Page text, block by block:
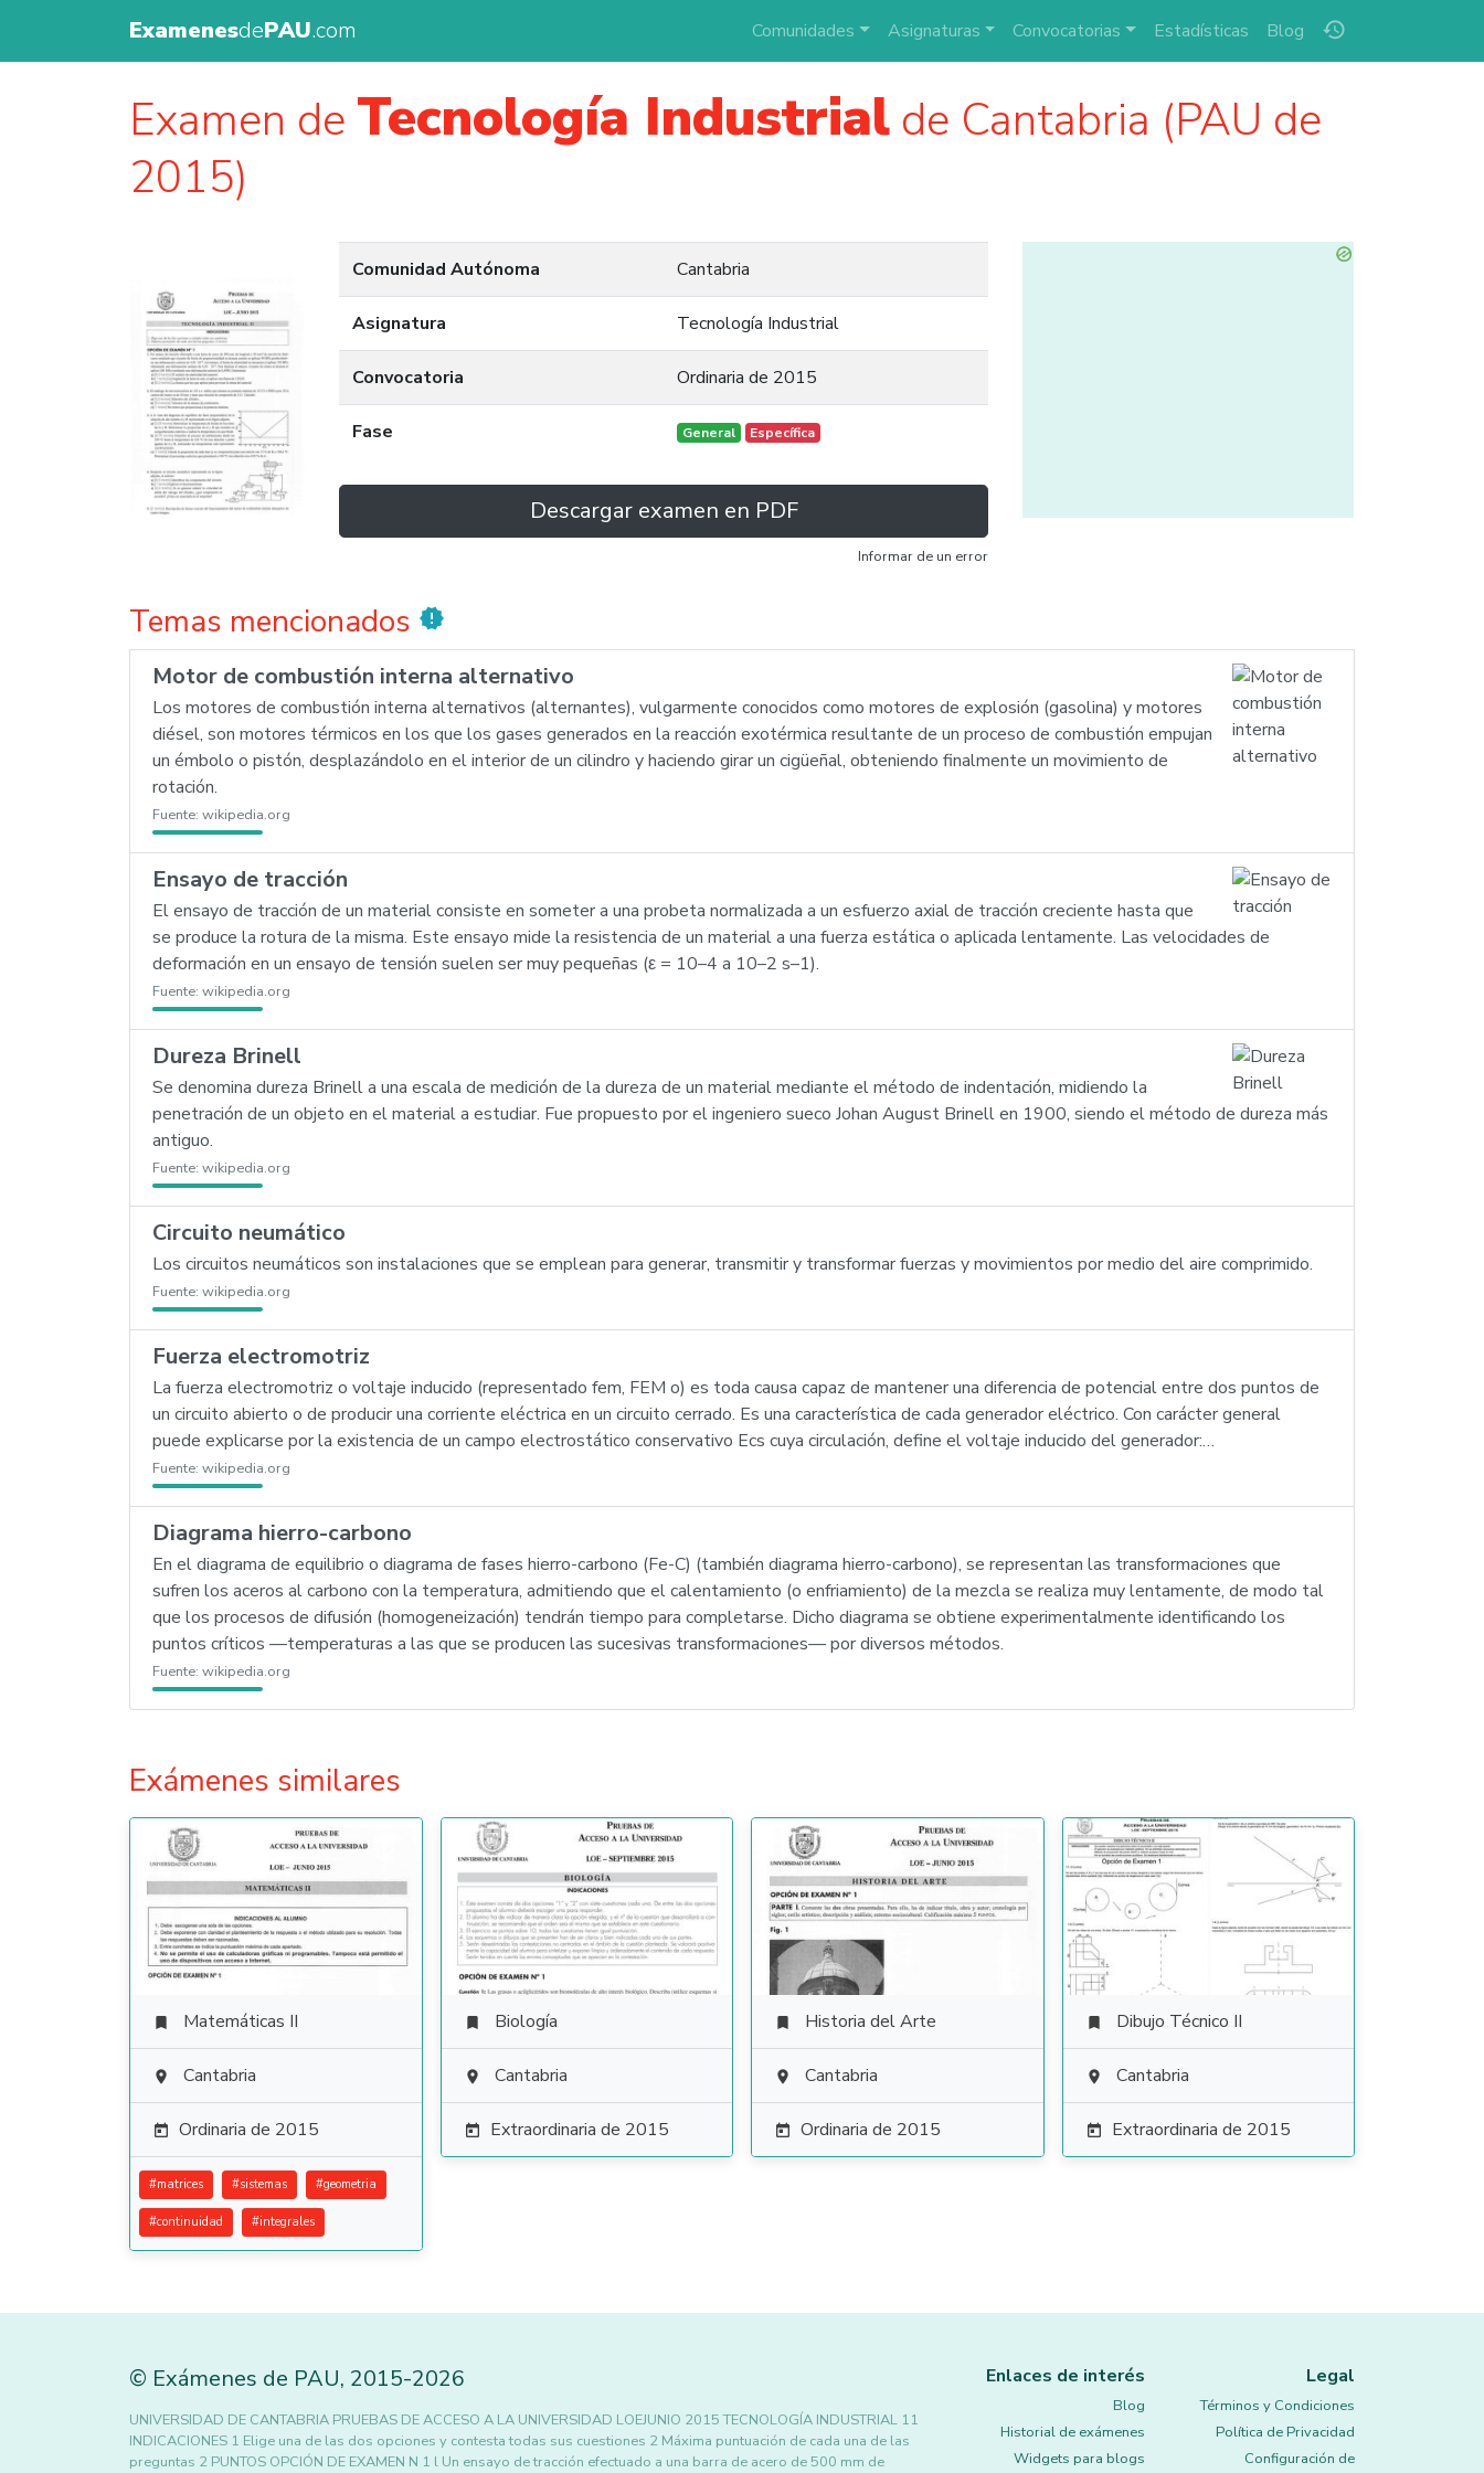
ExamenesdePAU.com history
Comunidades Asignaturas Convocatorias Estadísticas Blog
Examen de Tecnología Industrial de Cantabria (PAU de
2015)
Comunidad Autónoma Cantabria
Asignatura Tecnología Industrial
Convocatoria Ordinaria de 2015
Fase General Específica
Descargar examen en PDF
Informar de un error
Temas mencionados new_releases
Motor de combustión interna alternativo
Los motores de combustión interna alternativos (alternantes), vulgarmente conocidos como motores de explosión (gasolina) y motores
diésel, son motores térmicos en los que los gases generados en la reacción exotérmica resultante de un proceso de combustión empujan
un émbolo o pistón, desplazándolo en el interior de un cilindro y haciendo girar un cigüeñal, obteniendo finalmente un movimiento de
rotación.
Fuente: wikipedia.org
Ensayo de tracción
El ensayo de tracción de un material consiste en someter a una probeta normalizada a un esfuerzo axial de tracción creciente hasta que
se produce la rotura de la misma. Este ensayo mide la resistencia de un material a una fuerza estática o aplicada lentamente. Las velocidades de
deformación en un ensayo de tensión suelen ser muy pequeñas (ε = 10–4 a 10–2 s–1).
Fuente: wikipedia.org
Dureza Brinell
Se denomina dureza Brinell a una escala de medición de la dureza de un material mediante el método de indentación, midiendo la
penetración de un objeto en el material a estudiar. Fue propuesto por el ingeniero sueco Johan August Brinell en 1900, siendo el método de dureza más
antiguo.
Fuente: wikipedia.org
Circuito neumático
Los circuitos neumáticos son instalaciones que se emplean para generar, transmitir y transformar fuerzas y movimientos por medio del aire comprimido.
Fuente: wikipedia.org
Fuerza electromotriz
La fuerza electromotriz o voltaje inducido (representado fem, FEM o) es toda causa capaz de mantener una diferencia de potencial entre dos puntos de
un circuito abierto o de producir una corriente eléctrica en un circuito cerrado. Es una característica de cada generador eléctrico. Con carácter general
puede explicarse por la existencia de un campo electrostático conservativo Ecs cuya circulación, define el voltaje inducido del generador:…
Fuente: wikipedia.org
Diagrama hierro-carbono
En el diagrama de equilibrio o diagrama de fases hierro-carbono (Fe-C) (también diagrama hierro-carbono), se representan las transformaciones que
sufren los aceros al carbono con la temperatura, admitiendo que el calentamiento (o enfriamiento) de la mezcla se realiza muy lentamente, de modo tal
que los procesos de difusión (homogeneización) tendrán tiempo para completarse. Dicho diagrama se obtiene experimentalmente identificando los
puntos críticos —temperaturas a las que se producen las sucesivas transformaciones— por diversos métodos.
Fuente: wikipedia.org
Exámenes similares
 Matemáticas II
 Cantabria
 Ordinaria de 2015
#matrices #sistemas #geometria
#continuidad #integrales
 Biología
 Cantabria
 Extraordinaria de 2015
 Historia del Arte
 Cantabria
 Ordinaria de 2015
 Dibujo Técnico II
 Cantabria
 Extraordinaria de 2015
© Exámenes de PAU, 2015-2026
UNIVERSIDAD DE CANTABRIA PRUEBAS DE ACCESO A LA UNIVERSIDAD LOEJUNIO 2015 TECNOLOGÍA INDUSTRIAL 11
INDICACIONES 1 Elige una de las dos opciones y contesta todas sus cuestiones 2 Máxima puntuación de cada una de las
preguntas 2 PUNTOS OPCIÓN DE EXAMEN N 1 l Un ensayo de tracción efectuado a una barra de acero de 500 mm de
Enlaces de interés
Blog
Historial de exámenes
Widgets para blogs
Legal
Términos y Condiciones
Política de Privacidad
Configuración de